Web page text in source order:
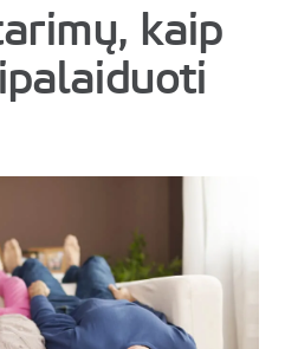
kaip